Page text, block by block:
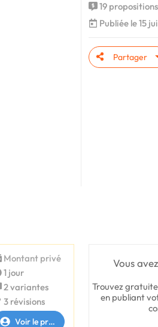
19 propositions
Publiée le 15
Partager
Vous
Trouvez
en publiant
Montant privé
1 jour
2 variantes
3 révisions
Voir le profil